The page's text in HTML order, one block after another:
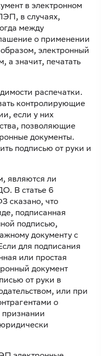
в электронном
в случаях,
между
о применении
электронный
а значит, печатать
распечатки.
контролирующие
если у них
позволяющие
документы.
подписью от руки и
являются ли
В статье 6
сказано, что
подписанная
подписью,
документу с
для подписания
или простая
документ
от руки в
или при
о